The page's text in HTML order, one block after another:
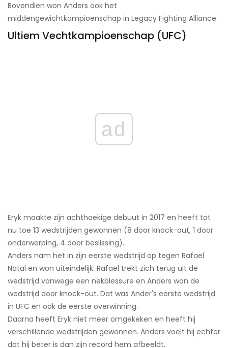
Bovendien won Anders ook het
middengewichtkampioenschap in Legacy Fighting Alliance.
Ultiem Vechtkampioenschap (UFC)
ad
Eryk maakte zijn achthoekige debuut in 2017 en heeft tot
nu toe 13 wedstrijden gewonnen (8 door knock-out, 1 door
onderwerping, 4 door beslissing).
Anders nam het in zijn eerste wedstrijd op tegen Rafael
Natal en won uiteindelijk. Rafael trekt zich terug uit de
wedstrijd vanwege een nekblessure en Anders won de
wedstrijd door knock-out. Dat was Ander's eerste wedstrijd
in UFC en ook de eerste overwinning.
Daarna heeft Eryk niet meer omgekeken en heeft hij
verschillende wedstrijden gewonnen. Anders voelt hij echter
dat hij beter is dan zijn record hem afbeeldt.